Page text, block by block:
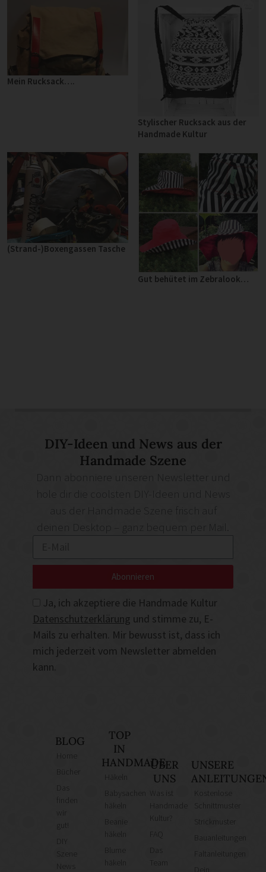
Mein Rucksack….
Stylischer Rucksack aus der
Handmade Kultur
(Strand-)Boxengassen Tasche
Gut behütet im Zebralook…
DIY-Ideen und News aus der
Handmade Szene
deinen Desktop – ganz bequem per Mail.
Ja, ich akzeptiere die Handmade Kultur
Datenschutzerklärung und stimme zu, E-
Mails zu erhalten. Mir bewusst ist, dass ich
mich jederzeit vom Newsletter abmelden
kann.
Abonnieren
BLOG
finden
gut!
News
TOP
IN
HANDMADE
häkeln
häkeln
ÜBER
UNS
Was ist
Kultur?
Team
UNSERE
Kostenlose
Schnittmuster
Strickmuster
Bauanleitungen
Faltanleitungen